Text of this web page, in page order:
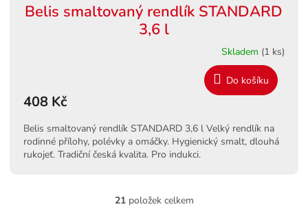
Belis smaltovaný rendlík STANDARD
3,6 l
Skladem (1 ks)
408 Kč
Do košíku
Belis smaltovaný rendlík STANDARD 3,6 l Velký rendlík na
rodinné přílohy, polévky a omáčky. Hygienický smalt, dlouhá
rukojeť. Tradiční česká kvalita. Pro indukci.
O
21položek celkem